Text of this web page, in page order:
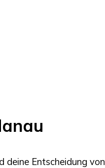
deine Entscheidung von